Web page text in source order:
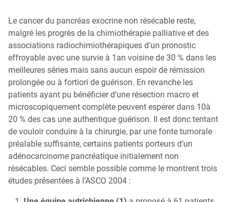
Le cancer du pancréas exocrine non résécable reste,
malgré les progrès de la chimiothérapie palliative et des
associations radiochimiothérapiques d’un pronostic
effroyable avec une survie à 1an voisine de 30 % dans les
meilleures séries mais sans aucun espoir de rémission
prolongée ou à fortiori de guérison. En revanche les
patients ayant pu bénéficier d’une résection macro et
microscopiquement complète peuvent espérer dans 10à
20 % des cas une authentique guérison. Il est donc tentant
de vouloir conduire à la chirurgie, par une fonte tumorale
préalable suffisante, certains patients porteurs d’un
adénocarcinome pancréatique initialement non
résécables. Ceci semble possible comme le montrent trois
études présentées à l’ASCO 2004 :
Cellule d’Aide à la Recherche Clinique
Annuaire
Colobox
My MICI Book
Qu’est-ce que la coloscopie ?